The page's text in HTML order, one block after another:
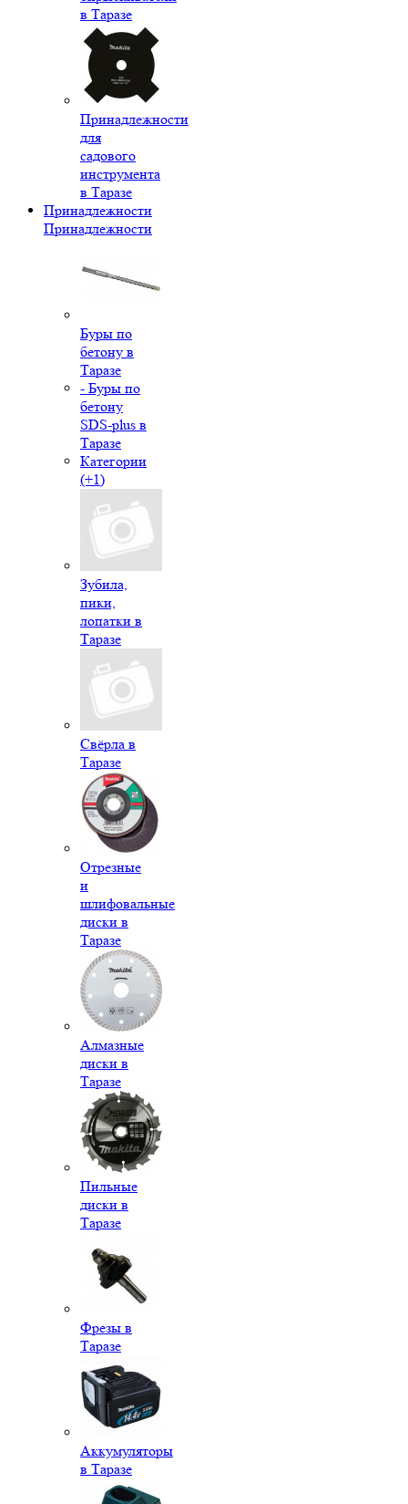
в Таразе
Принадлежности
для
садового
инструмента
в Таразе
Принадлежности
Принадлежности
Буры по
бетону в
Таразе
- Буры по
бетону
SDS-plus в
Таразе
Категории
(+1)
Зубила,
пики,
лопатки в
Таразе
Свёрла в
Таразе
Отрезные
и
шлифовальные
диски в
Таразе
Алмазные
диски в
Таразе
Пильные
диски в
Таразе
Фрезы в
Таразе
Аккумуляторы
в Таразе